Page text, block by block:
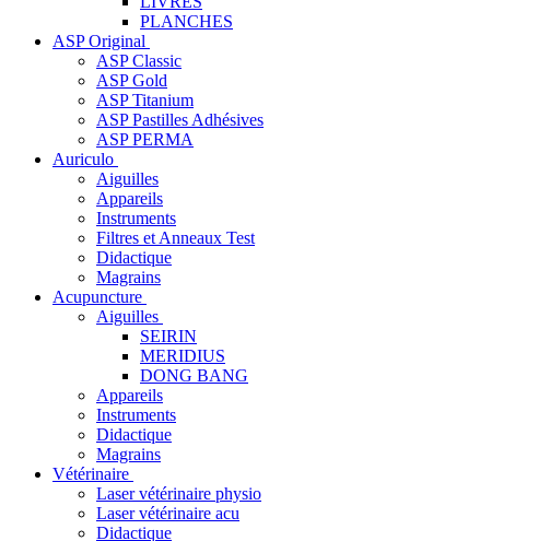
PLANCHES
ASP Original
ASP Classic
ASP Gold
ASP Titanium
ASP Pastilles Adhésives
ASP PERMA
Auriculo
Aiguilles
Appareils
Instruments
Filtres et Anneaux Test
Didactique
Magrains
Acupuncture
Aiguilles
SEIRIN
MERIDIUS
DONG BANG
Appareils
Instruments
Didactique
Magrains
Vétérinaire
Laser vétérinaire physio
Laser vétérinaire acu
Didactique